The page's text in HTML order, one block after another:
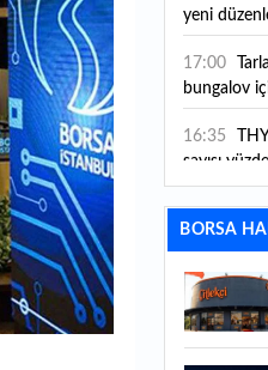
yeni
yeni
17:00
bungalov
16:35
sayısı
16:27 Piyasaların beklediği veri geldi: ABD tarım
dışı
16:24 Çitlekçi halka arz oluyor: Talep toplama
tarihi ve
BORSA